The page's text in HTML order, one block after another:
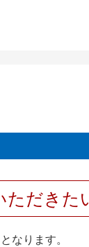
ただきた
なります。